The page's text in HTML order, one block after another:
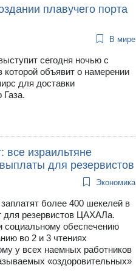
плавучего порта
В мире
сегодня ночью с
объявит о намерении
для доставки
Газа.
все израильтяне
для резервистов
Экономика
более 400 шекелей в
для резервистов ЦАХАЛа.
социальному обеспечению
во 2 и 3 чтениях
у всех наемных работников
«оздоровительных»